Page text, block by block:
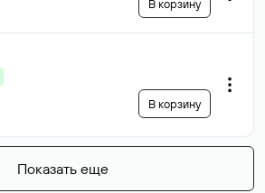
В корзину
В корзину
Показать еще